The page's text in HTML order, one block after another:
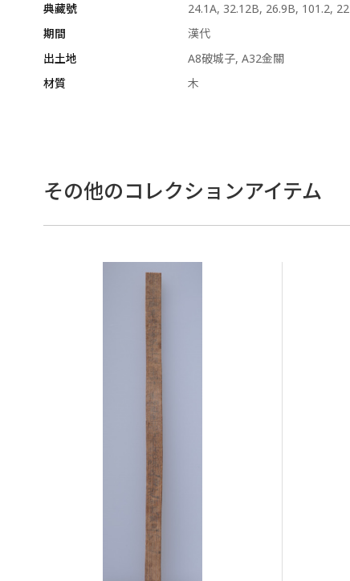
典藏號
24.1A, 32.12B, 26.9B, 101.2,
期間
漢代
出土地
A8破城子, A32金關
材質
木
その他のコレクションアイテム